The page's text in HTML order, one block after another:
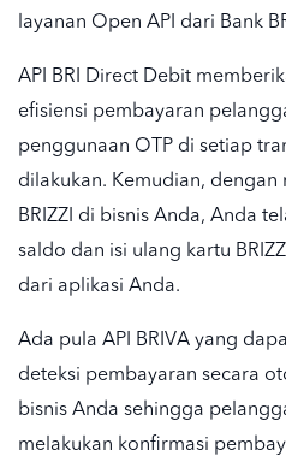
layanan Open API dari Bank
API BRI Direct Debit
efisiensi pembayaran
penggunaan OTP di setiap
dilakukan. Kemudian, dengan
BRIZZI di bisnis Anda, Anda
saldo dan isi ulang kartu
dari aplikasi Anda.
Ada pula API BRIVA yang
deteksi pembayaran secara
bisnis Anda sehingga
melakukan konfirmasi